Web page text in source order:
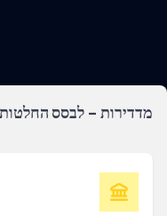
מדדירות - לבסס